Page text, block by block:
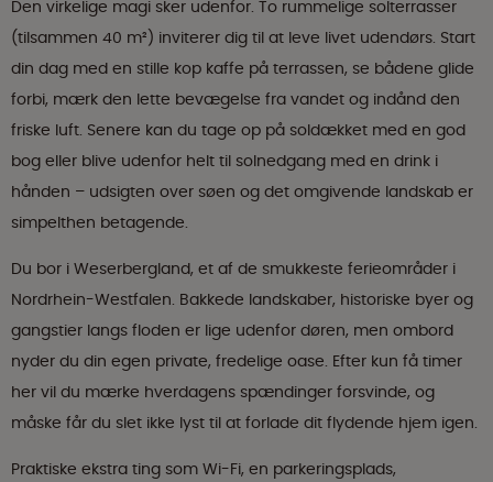
Den virkelige magi sker udenfor. To rummelige solterrasser
(tilsammen 40 m²) inviterer dig til at leve livet udendørs. Start
din dag med en stille kop kaffe på terrassen, se bådene glide
forbi, mærk den lette bevægelse fra vandet og indånd den
friske luft. Senere kan du tage op på soldækket med en god
bog eller blive udenfor helt til solnedgang med en drink i
hånden – udsigten over søen og det omgivende landskab er
simpelthen betagende.
Du bor i Weserbergland, et af de smukkeste ferieområder i
Nordrhein-Westfalen. Bakkede landskaber, historiske byer og
gangstier langs floden er lige udenfor døren, men ombord
nyder du din egen private, fredelige oase. Efter kun få timer
her vil du mærke hverdagens spændinger forsvinde, og
måske får du slet ikke lyst til at forlade dit flydende hjem igen.
Praktiske ekstra ting som Wi-Fi, en parkeringsplads,